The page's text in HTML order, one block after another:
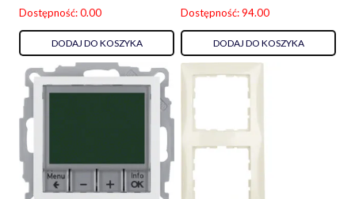
Dostępność: 0.00
DODAJ DO KOSZYKA
Dostępność: 94.00
DODAJ DO KOSZYKA